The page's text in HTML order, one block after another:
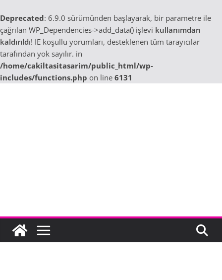
Deprecated: 6.9.0 sürümünden başlayarak, bir parametre ile
çağrılan WP_Dependencies->add_data() işlevi kullanımdan
kaldırıldı! IE koşullu yorumları, desteklenen tüm tarayıcılar
tarafından yok sayılır. in
/home/cakiltasitasarim/public_html/wp-
includes/functions.php on line 6131